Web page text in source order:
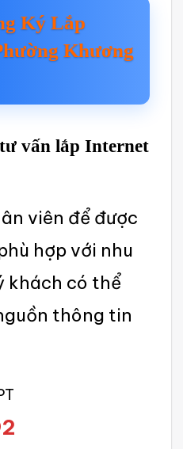
Ký Lắp
Khương
vấn lắp Internet
viên để được
hợp với nhu
khách có thể
thông tin